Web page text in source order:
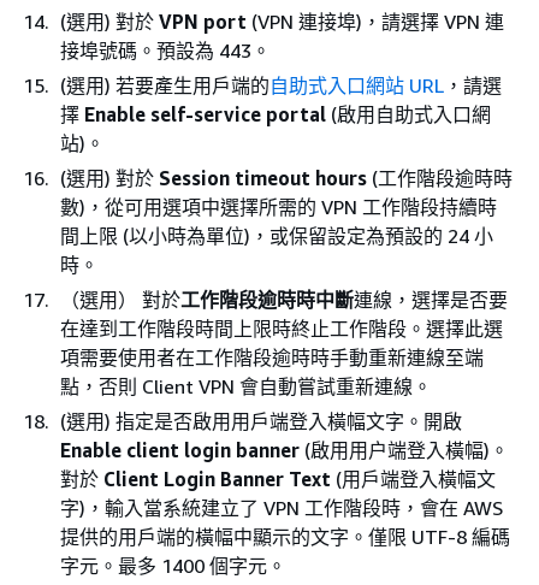
(選用) 對於 VPN port (VPN 連接埠)，請選擇 VPN 連
接埠號碼。預設為 443。
(選用) 若要產生用戶端的自助式入口網站 URL ，請選
擇 Enable self-service portal (啟用自助式入口網
站)。
(選用) 對於 Session timeout hours (工作階段逾時時
數)，從可用選項中選擇所需的 VPN 工作階段持續時
間上限 (以小時為單位)，或保留設定為預設的 24 小
時。
（選用） 對於工作階段逾時時中斷連線，選擇是否要
在達到工作階段時間上限時終止工作階段。選擇此選
項需要使用者在工作階段逾時時手動重新連線至端
點，否則 Client VPN 會自動嘗試重新連線。
(選用) 指定是否啟用用戶端登入橫幅文字。開啟
Enable client login banner (啟用用户端登入橫幅)。
對於 Client Login Banner Text (用戶端登入橫幅文
字)，輸入當系統建立了 VPN 工作階段時，會在 AWS
提供的用戶端的橫幅中顯示的文字。僅限 UTF-8 編碼
字元。最多 1400 個字元。